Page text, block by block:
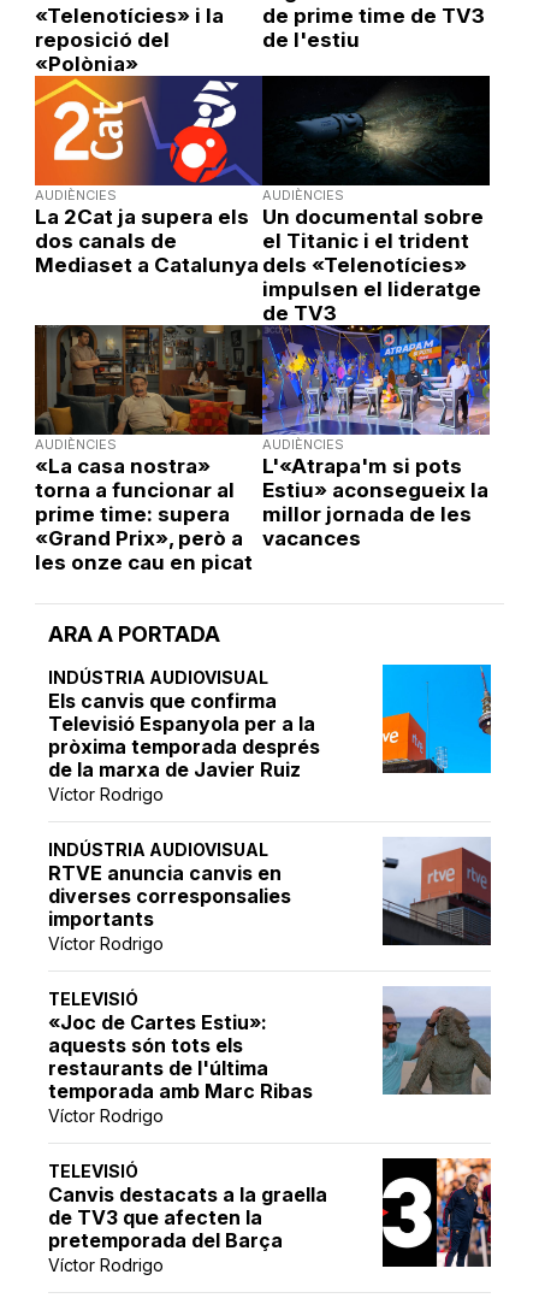
ARA A PORTADA
INDÚSTRIA AUDIOVISUAL
Els canvis que confirma
Televisió Espanyola per a la
pròxima temporada després
de la marxa de Javier Ruiz
Víctor Rodrigo
INDÚSTRIA AUDIOVISUAL
RTVE anuncia canvis en
diverses corresponsalies
importants
Víctor Rodrigo
TELEVISIÓ
«Joc de Cartes Estiu»:
aquests són tots els
restaurants de l'última
temporada amb Marc Ribas
Víctor Rodrigo
TELEVISIÓ
Canvis destacats a la graella
de TV3 que afecten la
pretemporada del Barça
Víctor Rodrigo
«Telenotícies» i la
reposició del
«Polònia»
de prime time de TV3
de l'estiu
AUDIÈNCIES
La 2Cat ja supera els
dos canals de
Mediaset a Catalunya
AUDIÈNCIES
Un documental sobre
el Titanic i el trident
dels «Telenotícies»
impulsen el lideratge
de TV3
AUDIÈNCIES
«La casa nostra»
torna a funcionar al
prime time: supera
«Grand Prix», però a
les onze cau en picat
AUDIÈNCIES
L'«Atrapa'm si pots
Estiu» aconsegueix la
millor jornada de les
vacances